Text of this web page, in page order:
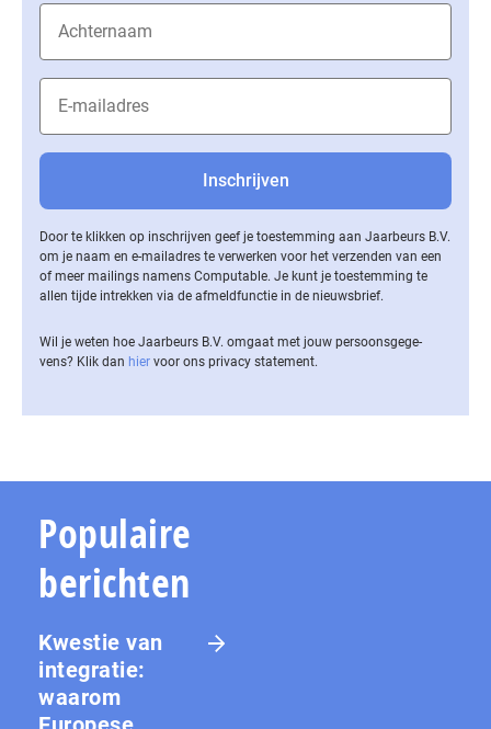
Door te klikken op inschrijven geef je toestemming aan Jaarbeurs B.V.
om je naam en e-mailadres te verwerken voor het verzenden van een
of meer mailings namens Computable. Je kunt je toestemming te
allen tijde intrekken via de af­meld­func­tie in de nieuwsbrief.
Wil je weten hoe Jaarbeurs B.V. omgaat met jouw per­soons­ge­ge­
vens? Klik dan hier voor ons privacy statement.
Populaire
berichten
Kwestie van
integratie:
waarom